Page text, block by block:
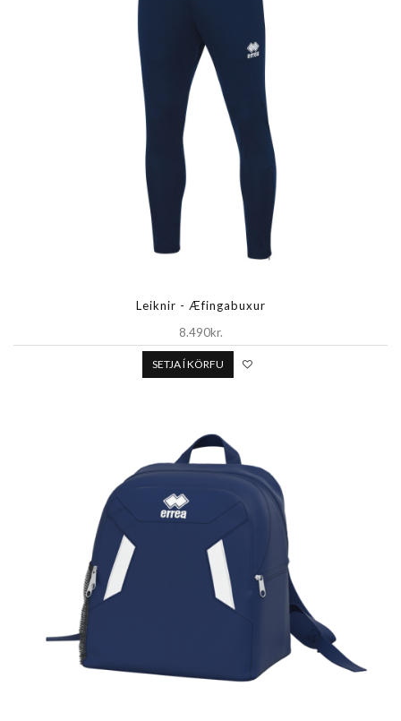
Leiknir - Æfingabuxur
8.490kr.
SETJA Í KÖRFU